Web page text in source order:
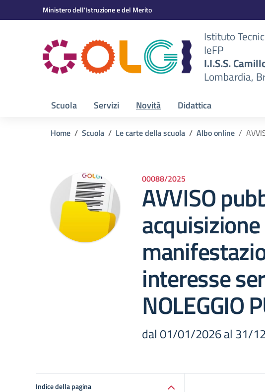
Vai ai contenuti
Vai al menu di navigazioneMinistero dell'Istruzione e del Merito
Istituto
IeFP
I.I.S.S.
Lombardia,
Scuola Servizi Novità Didattica
Home Scuola Le carte della scuola Albo online
00088/2025
AVVISO
acquisizione
interesse
NOLEGGIO
dal 01/01/2026 al 31/
Indice della pagina